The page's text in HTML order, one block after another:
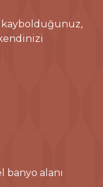
kaybolduğunuz,
banyo alanı